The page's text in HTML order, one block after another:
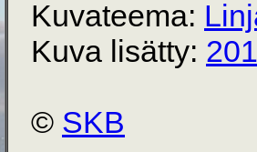
Kuvateema:
Kuva lisätty:
© SKB